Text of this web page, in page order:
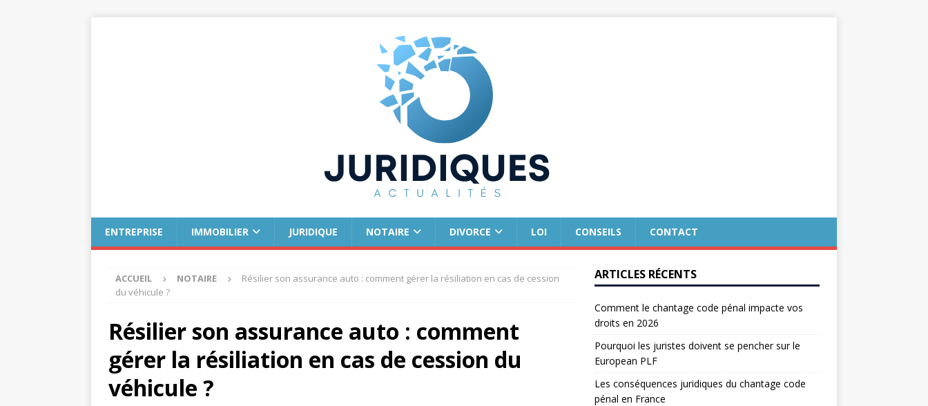
ENTREPRISE IMMOBILIER JURIDIQUE NOTAIRE DIVORCE LOI CONSEILS CONTACT
ACCUEIL NOTAIRE
Résilier son assurance auto : comment gérer la résiliation en cas de cession
du véhicule ?
Résilier son assurance auto : comment
gérer la résiliation en cas de cession du
véhicule ?
ARTICLES RÉCENTS
Comment le chantage code pénal impacte vos
droits en 2026
Pourquoi les juristes doivent se pencher sur le
European PLF
Les conséquences juridiques du chantage code
pénal en France